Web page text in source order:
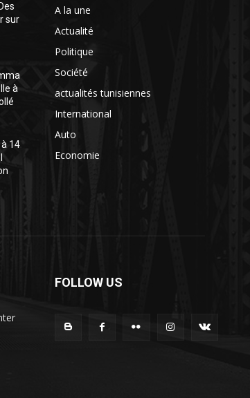
sur
à
14
A la une
Actualité
Politique
Société
actualités tunisiennes
International
Auto
Economie
FOLLOW US